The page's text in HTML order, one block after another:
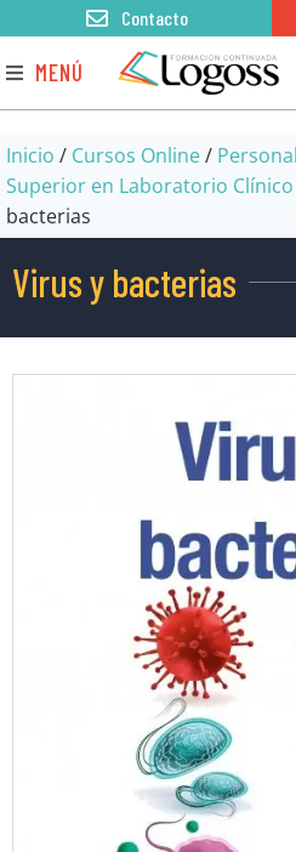
MENÚ
Contacto
Inicio / Cursos Online/
Superior en Laboratorio
bacterias
Virus y bacterias